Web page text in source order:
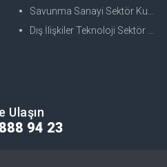
Savunma Sanayi Sektör Kurulu
Dış İlişkiler Teknoloji Sektör Kurulu
Ulaşın
94 23